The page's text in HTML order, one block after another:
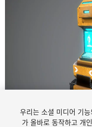
우리는 소셜 미디어 기
가 올바로 동작하고 개